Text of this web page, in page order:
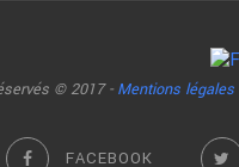
© 2017 - Mentions légales
FACEBOOK